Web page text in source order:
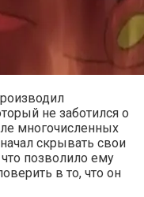
не заботился о
многочисленных
скрывать свои
позволило ему
в то, что он